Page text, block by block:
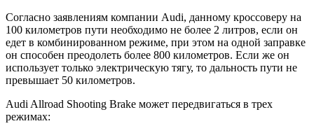
Согласно заявлениям компании Audi, данному кроссоверу на
100 километров пути необходимо не более 2 литров, если он
едет в комбинированном режиме, при этом на одной заправке
он способен преодолеть более 800 километров. Если же он
использует только электрическую тягу, то дальность пути не
превышает 50 километров.
Audi Allroad Shooting Brake может передвигаться в трех
режимах: